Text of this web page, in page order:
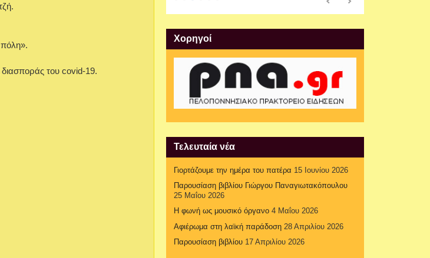
του covid-19.
Xορηγοί
Τελευταία νέα
Γιορτάζουμε την ημέρα του πατέρα 15 Ιουνίου 2026
Παρουσίαση βιβλίου Γιώργου Παναγιωτακόπουλου
25 Μαΐου 2026
Η φωνή ως μουσικό όργανο 4 Μαΐου 2026
Αφιέρωμα στη λαϊκή παράδοση 28 Απριλίου 2026
Παρουσίαση βιβλίου 17 Απριλίου 2026